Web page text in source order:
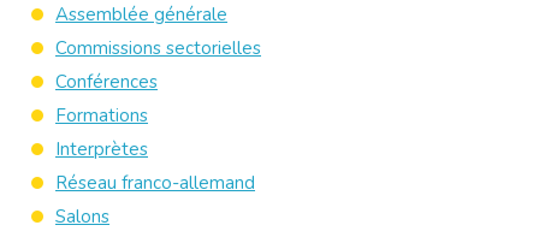
Assemblée générale
Commissions sectorielles
Conférences
Formations
Interprètes
Réseau franco-allemand
Salons